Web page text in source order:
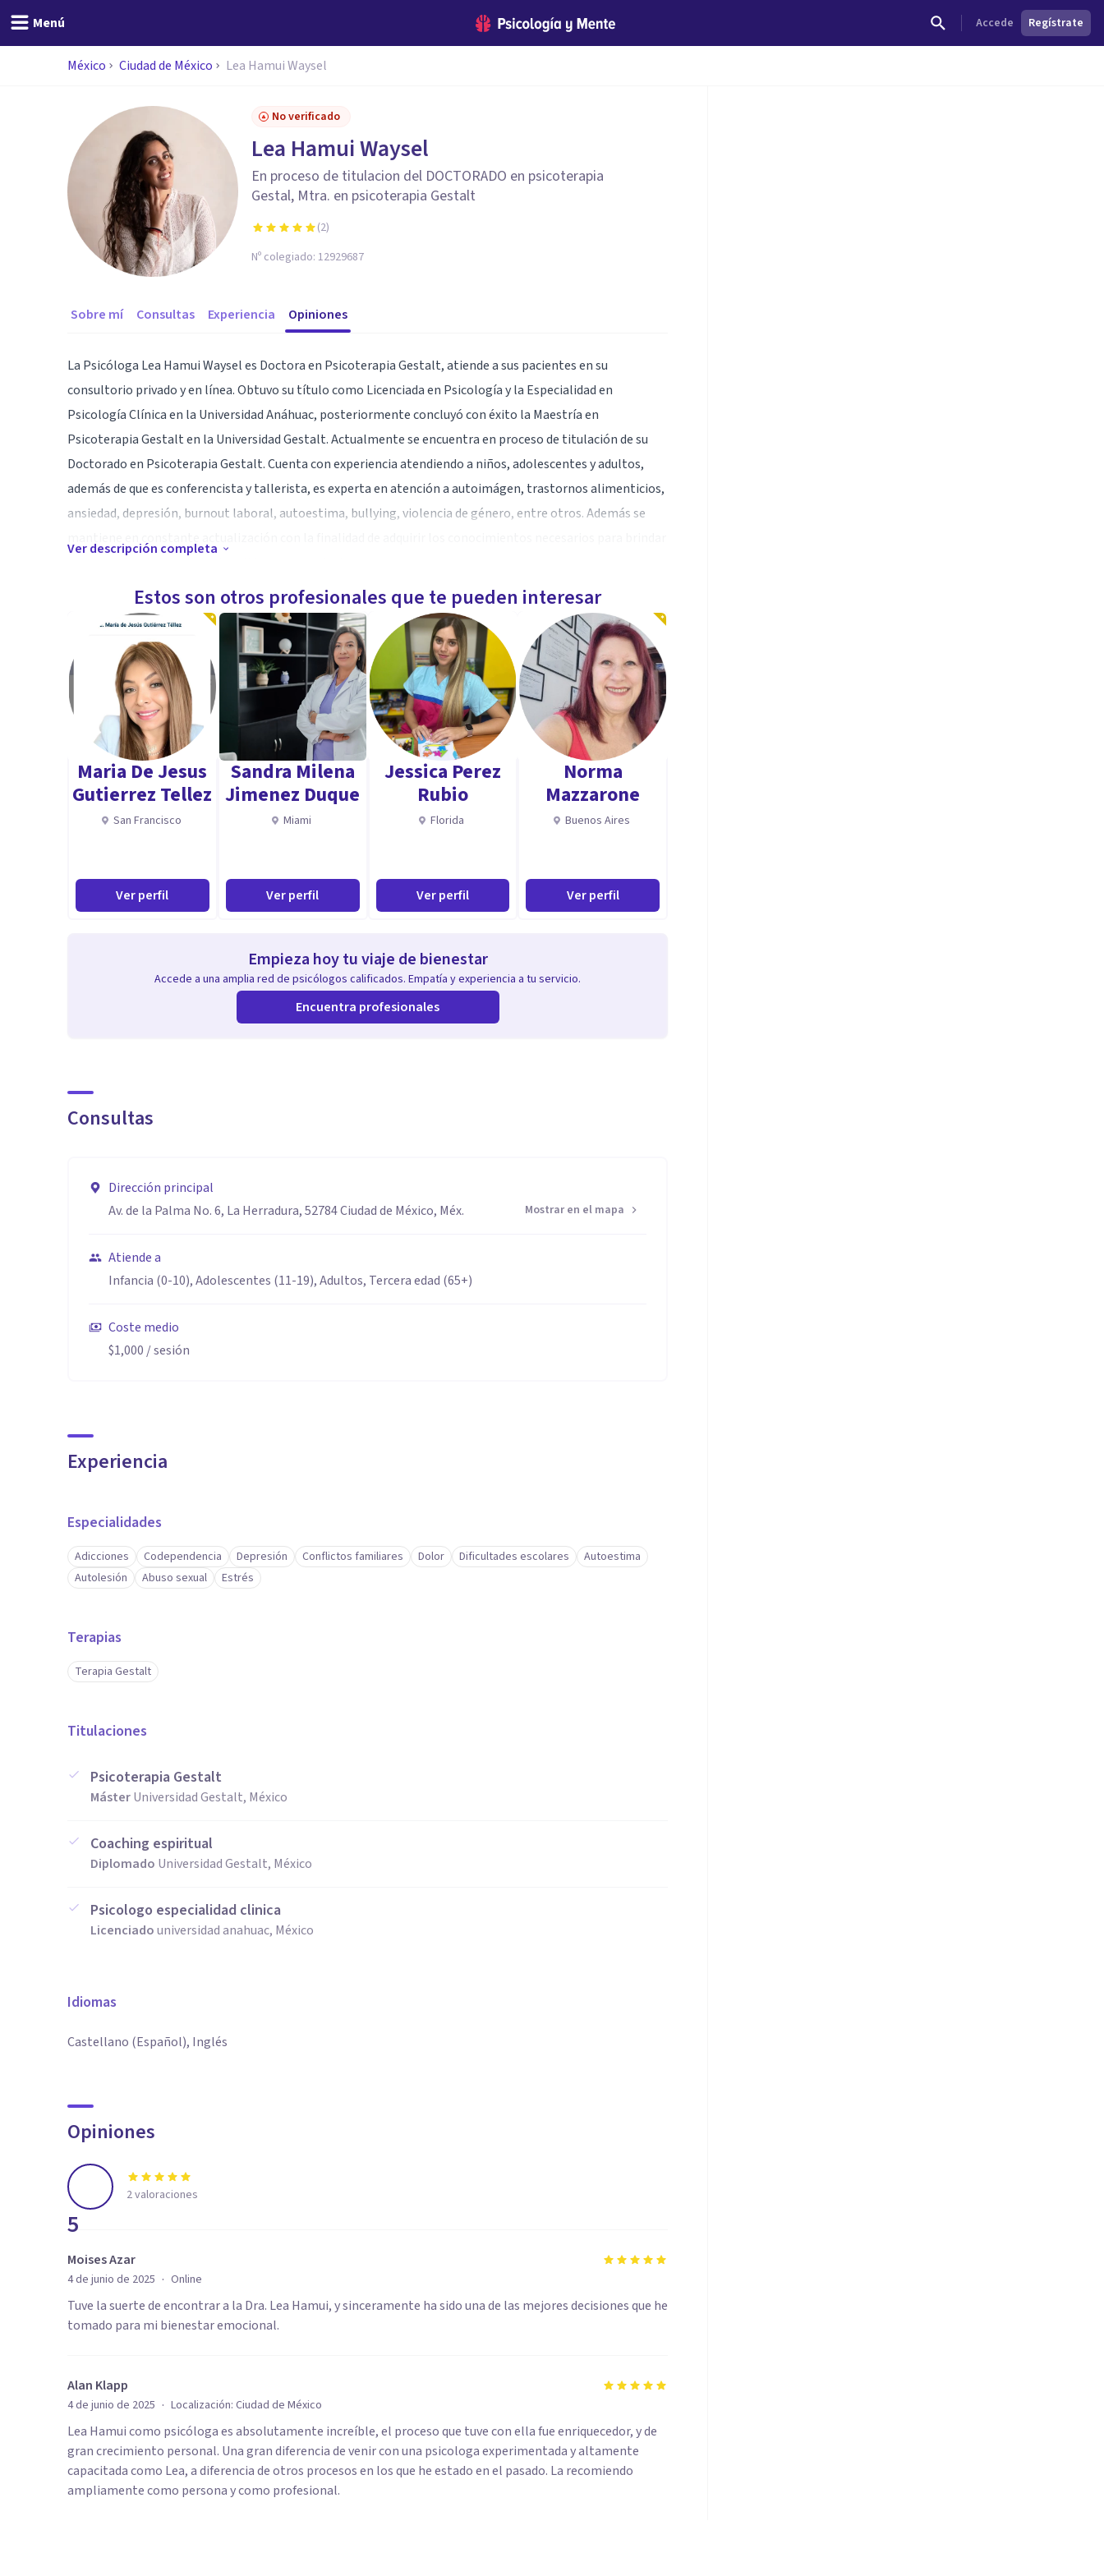
Menú Accede Regístrate
México Ciudad de México Lea Hamui Waysel
No verificado
Lea Hamui Waysel
En proceso de titulacion del DOCTORADO en psicoterapia
Gestal, Mtra. en psicoterapia Gestalt
(2)
Nº colegiado: 12929687
Sobre mí Consultas Experiencia Opiniones
La Psicóloga Lea Hamui Waysel es Doctora en Psicoterapia Gestalt, atiende a sus pacientes en su
consultorio privado y en línea. Obtuvo su título como Licenciada en Psicología y la Especialidad en
Psicología Clínica en la Universidad Anáhuac, posteriormente concluyó con éxito la Maestría en
Psicoterapia Gestalt en la Universidad Gestalt. Actualmente se encuentra en proceso de titulación de su
Doctorado en Psicoterapia Gestalt. Cuenta con experiencia atendiendo a niños, adolescentes y adultos,
además de que es conferencista y tallerista, es experta en atención a autoimágen, trastornos alimenticios,
ansiedad, depresión, burnout laboral, autoestima, bullying, violencia de género, entre otros. Además se
Especialidad
Especialista en Psicoterapia Gestalt
Aptitudes
Conferencista, tallerista, trabajo con empresas, trabajo con perro de apoyo, adolescentes, adultos,
infantes y pareja
Ver descripción completa
Estos son otros profesionales que te pueden interesar
Maria De Jesus
Gutierrez Tellez
San Francisco
Ver perfil
Sandra Milena
Jimenez Duque
Miami
Ver perfil
Jessica Perez
Rubio
Florida
Ver perfil
Norma
Mazzarone
Buenos Aires
Ver perfil
Empieza hoy tu viaje de bienestar
Accede a una amplia red de psicólogos calificados. Empatía y experiencia a tu servicio.
Encuentra profesionales
Consultas
Dirección principal
Av. de la Palma No. 6, La Herradura, 52784 Ciudad de México, Méx.
Mostrar en el mapa
Atiende a
Infancia (0-10), Adolescentes (11-19), Adultos, Tercera edad (65+)
Coste medio
$1,000 / sesión
Experiencia
Especialidades
Adicciones Codependencia Depresión Conflictos familiares Dolor Dificultades escolares
Autoestima
Autolesión
Abuso sexual Estrés
Terapias
Terapia Gestalt
Titulaciones
Psicoterapia Gestalt
MásterUniversidad Gestalt, México
Coaching espiritual
Diplomado Universidad Gestalt, México
Psicologo especialidad clinica
Licenciadouniversidad anahuac, México
Idiomas
Castellano (Español), Inglés
Opiniones
5
2valoraciones
Moises Azar
4 de junio de 2025 · Online
Tuve la suerte de encontrar a la Dra. Lea Hamui, y sinceramente ha sido una de las mejores decisiones que he
tomado para mi bienestar emocional.
Alan Klapp
4 de junio de 2025 · Localización: Ciudad de México
Lea Hamui como psicóloga es absolutamente increíble, el proceso que tuve con ella fue enriquecedor, y de
gran crecimiento personal. Una gran diferencia de venir con una psicologa experimentada y altamente
capacitada como Lea, a diferencia de otros procesos en los que he estado en el pasado. La recomiendo
ampliamente como persona y como profesional.